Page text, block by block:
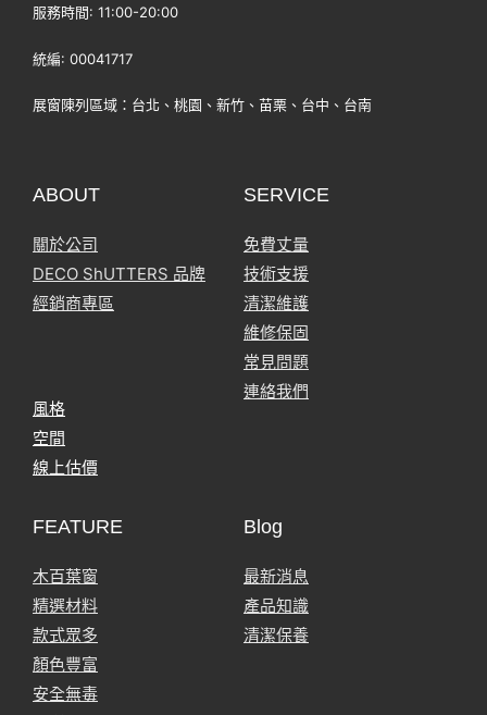
Service@deco-shutters.com.tw
服務時間: 11:00-20:00
統編: 00041717
ABOUT
關於公司
DECO ShUTTERS 品牌
風格
空間
SERVICE
免費丈量
技術支援
清潔維護
維修保固
常見問題
FEATURE
木百葉窗
精選材料
款式眾多
顏色豐富
Blog
最新消息
產品知識